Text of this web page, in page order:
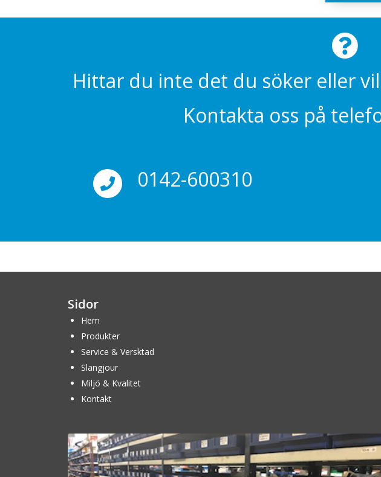
Hittar du inte det du söker eller
Kontakta oss på
0142-600310
Sidor
Hem
Produkter
Service & Versktad
Slangjour
Miljö & Kvalitet
Kontakt